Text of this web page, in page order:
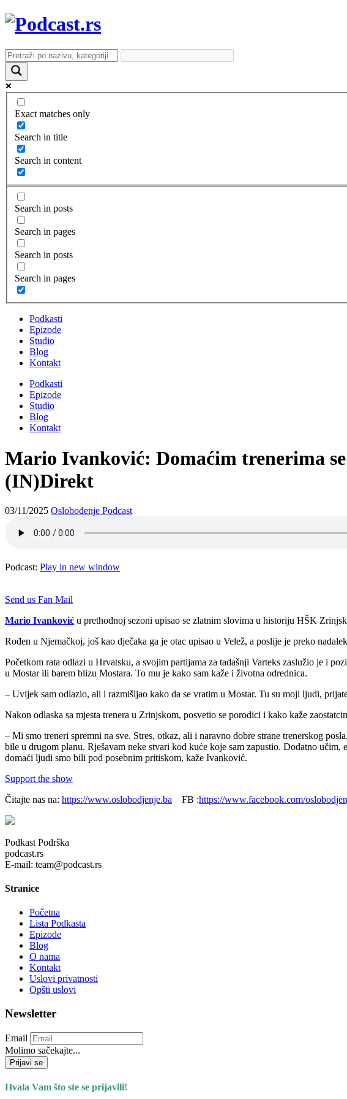
Exact matches only
Search in title
Search in content
Search in posts
Search in pages
Search in posts
Search in pages
Podkasti
Epizode
Studio
Blog
Kontakt
Podkasti
Epizode
Studio
Blog
Kontakt
Mario Ivanković: Domaćim trenerima
(IN)Direkt
03/11/2025 Oslobođenje Podcast
Podcast: Play in new window
Send us Fan Mail
Mario Ivanković u prethodnoj sezoni upisao se zlatnim slovima u historiju HŠK
Rođen u Njemačkoj, još kao dječaka ga je otac upisao u Velež, a poslije je preko
Početkom rata odlazi u Hrvatsku, a svojim partijama za tadašnji Varteks zaslužio je i
u Mostar ili barem blizu Mostara. To mu je kako sam kaže i životna odrednica.
– Uvijek sam odlazio, ali i razmišljao kako da se vratim u Mostar. Tu su moji ljudi,
Nakon odlaska sa mjesta trenera u Zrinjskom, posvetio se porodici i kako kaže
– Mi smo treneri spremni na sve. Stres, otkaz, ali i naravno dobre strane trenerskog
bile u drugom planu. Rješavam neke stvari kod kuće koje sam zapustio. Dodatno
domaći ljudi smo bili pod posebnim pritiskom, kaže Ivanković.
Support the show
Čitajte nas na: https://www.oslobodjenje.ba FB :https://www.facebook.com/
Podkast Podrška
podcast.rs
E-mail: team@podcast.rs
Stranice
Početna
Lista Podkasta
Epizode
Blog
O nama
Kontakt
Uslovi privatnosti
Opšti uslovi
Newsletter
Email
Molimo sačekajte...
Prijavi se
Hvala Vam što ste se prijavili!